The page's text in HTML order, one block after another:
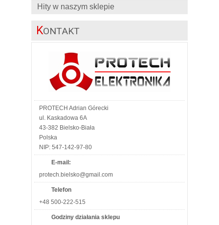
Hity w naszym sklepie
KONTAKT
PROTECH Adrian Górecki
ul. Kaskadowa 6A
43-382 Bielsko-Biała
Polska
NIP: 547-142-97-80
E-mail:
protech.bielsko@gmail.com
Telefon
+48 500-222-515
Godziny działania sklepu